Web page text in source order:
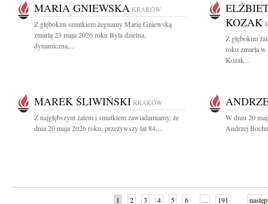
MARIA GNIEWSKA KRAKÓW
Z głębokim smutkiem żegnamy Marię Gniewską
zmarłą 23 maja 2026 roku Była dzielna,
dynamiczna,...
KOZAK
Z głębokim
roku zmarła
Kozak...
MAREK ŚLIWIŃSKI KRAKÓW
Z najgłębszym żalem i smutkiem zawiadamiamy, że
dnia 20 maja 2026 roku, przeżywszy lat 84,...
W dniu 20
Andrzej
1 2 3 4 5 6 ... 191